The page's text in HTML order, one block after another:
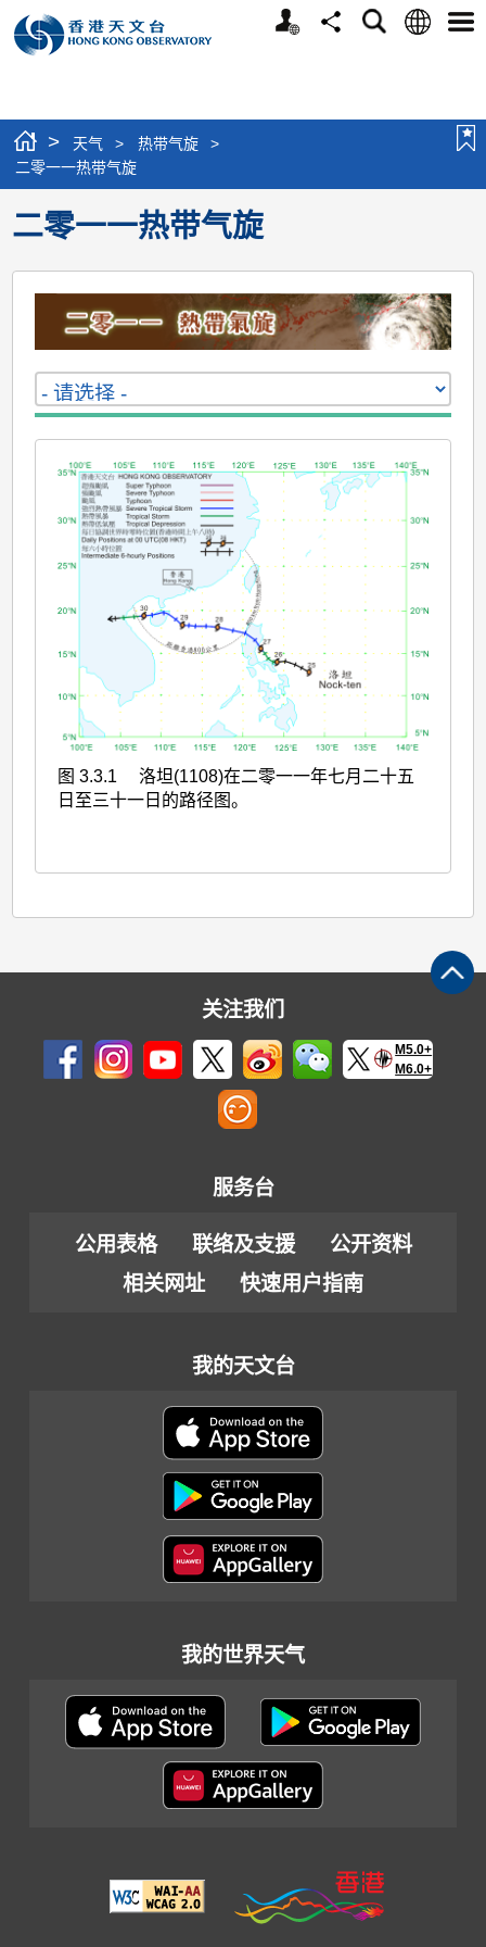
个
分
搜
语
选
> 天气 > 热带气旋
>
二零一一热带气旋
二零一一热带气旋
图 3.3.1 洛坦(1108)在二零一一年七月二十五
日至三十一日的路径图。
关注我们
M5.0+
M6.0+
服务台
公用表格 联络及支援
公开资料
相关网址
快速用户指南
我的天文台
我的世界天气